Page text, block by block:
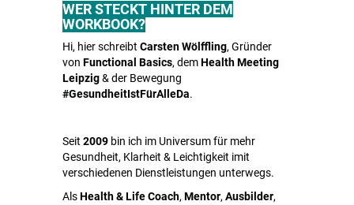
WER STECKT HINTER DEM
WORKBOOK?
Hi, hier schreibt Carsten Wölffling, Gründer
von Functional Basics, demHealth Meeting
Leipzig& der Bewegung
#GesundheitIstFürAlleDa.
Seit 2009 bin ich im Universum für mehr
Gesundheit, Klarheit & Leichtigkeit imit
verschiedenen Dienstleistungen unterwegs.
AlsHealth & Life Coach,Mentor,Ausbilder,